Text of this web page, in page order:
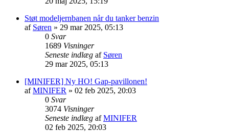
Støt modeljernbanen når du tanker benzin
af Søren » 29 mar 2025, 05:13
0 Svar
1689 Visninger
Seneste indlæg af Søren
29 mar 2025, 05:13
[MINIFER] Ny HO! Gap-pavillonen!
afMINIFER » 02 feb 2025, 20:03
0 Svar
3074 Visninger
Seneste indlæg afMINIFER
02 feb 2025, 20:03